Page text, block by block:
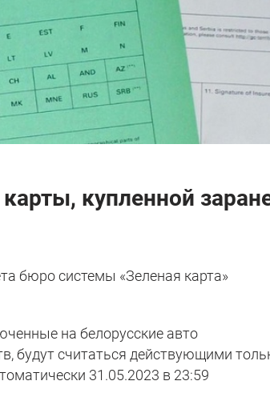
купленной
бюро системы «Зеленая карта»
на белорусские авто
будут считаться действующими
31.05.2023 в 23:59